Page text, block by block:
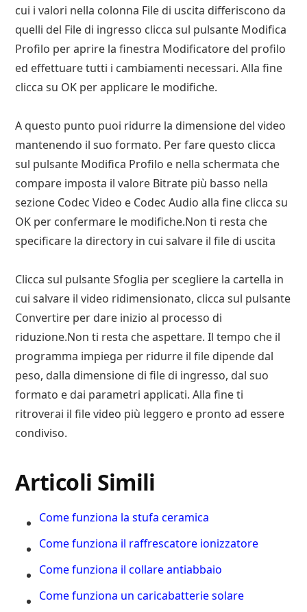
cui i valori nella colonna File di uscita differiscono da
quelli del File di ingresso clicca sul pulsante Modifica
Profilo per aprire la finestra Modificatore del profilo
ed effettuare tutti i cambiamenti necessari. Alla fine
clicca su OK per applicare le modifiche.
A questo punto puoi ridurre la dimensione del video
mantenendo il suo formato. Per fare questo clicca
sul pulsante Modifica Profilo e nella schermata che
compare imposta il valore Bitrate più basso nella
sezione Codec Video e Codec Audio alla fine clicca su
OK per confermare le modifiche.Non ti resta che
specificare la directory in cui salvare il file di uscita
Clicca sul pulsante Sfoglia per scegliere la cartella in
cui salvare il video ridimensionato, clicca sul pulsante
Convertire per dare inizio al processo di
riduzione.Non ti resta che aspettare. Il tempo che il
programma impiega per ridurre il file dipende dal
peso, dalla dimensione di file di ingresso, dal suo
formato e dai parametri applicati. Alla fine ti
ritroverai il file video più leggero e pronto ad essere
condiviso.
Articoli Simili
Come funziona la stufa ceramica
Come funziona il raffrescatore ionizzatore
Come funziona il collare antiabbaio
Come funziona un caricabatterie solare